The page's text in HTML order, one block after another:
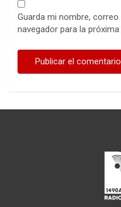
Guarda mi nombre,
navegador para la